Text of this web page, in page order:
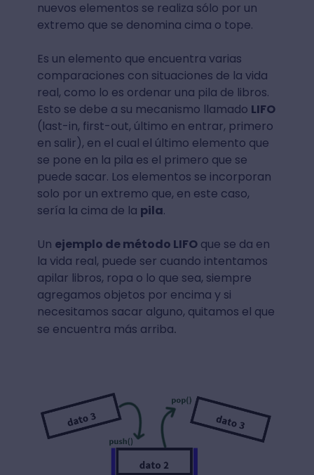
nuevos elementos se realiza sólo por un
extremo que se denomina cima o tope.
Es un elemento que encuentra varias
comparaciones con situaciones de la vida
real, como lo es ordenar una pila de libros.
Esto se debe a su mecanismo llamado LIFO
(last-in, first-out, último en entrar, primero
en salir), en el cual el último elemento que
se pone en la pila es el primero que se
puede sacar. Los elementos se incorporan
solo por un extremo que, en este caso,
sería la cima de la pila.
Un ejemplo de método LIFOque se da en
la vida real, puede ser cuando intentamos
apilar libros, ropa o lo que sea, siempre
agregamos objetos por encima y si
necesitamos sacar alguno, quitamos el que
se encuentra más arriba.